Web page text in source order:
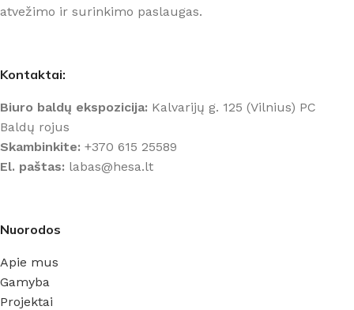
atvežimo ir surinkimo paslaugas.
Kontaktai:
Biuro baldų ekspozicija: Kalvarijų g. 125 (Vilnius) PC
Baldų rojus
Skambinkite: +370 615 25589
El. paštas: labas@hesa.lt
Nuorodos
Apie mus
Gamyba
Projektai